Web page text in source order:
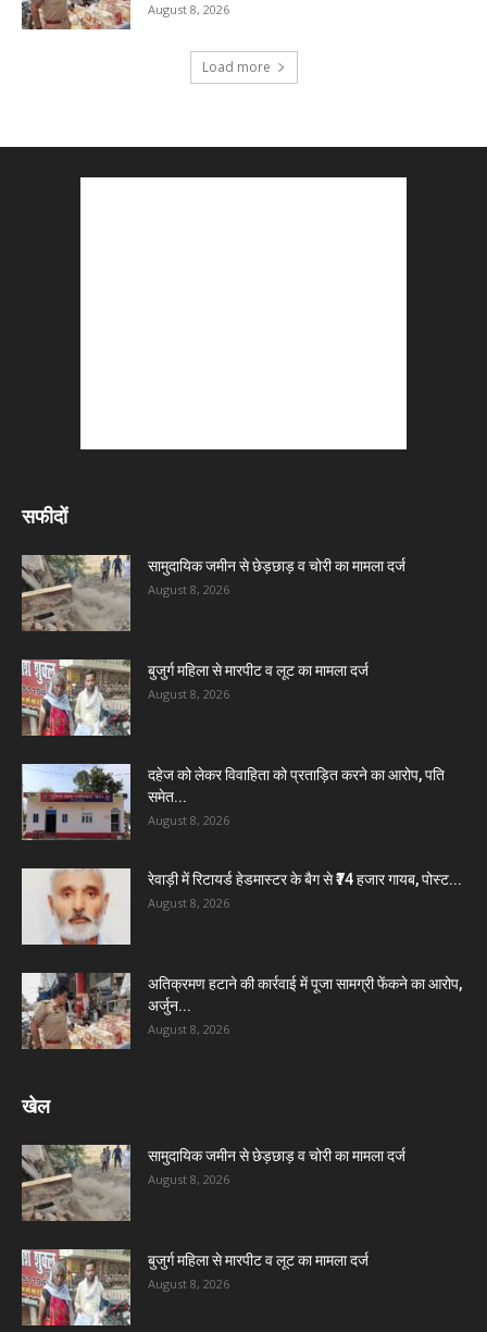
August 8, 2026
Load more
सफीदों
सामुदायिक जमीन से छेड़छाड़ व चोरी का मामला दर्ज
August 8, 2026
बुजुर्ग महिला से मारपीट व लूट का मामला दर्ज
August 8, 2026
दहेज को लेकर विवाहिता को प्रताड़ित करने का आरोप, पति
समेत...
August 8, 2026
रेवाड़ी में रिटायर्ड हेडमास्टर के बैग से ₹74 हजार गायब, पोस्ट...
August 8, 2026
अतिक्रमण हटाने की कार्रवाई में पूजा सामग्री फेंकने का आरोप,
अर्जुन...
August 8, 2026
खेल
सामुदायिक जमीन से छेड़छाड़ व चोरी का मामला दर्ज
August 8, 2026
बुजुर्ग महिला से मारपीट व लूट का मामला दर्ज
August 8, 2026